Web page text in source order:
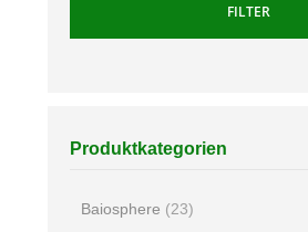
FILTER
Produktkategorien
Baiosphere (23)